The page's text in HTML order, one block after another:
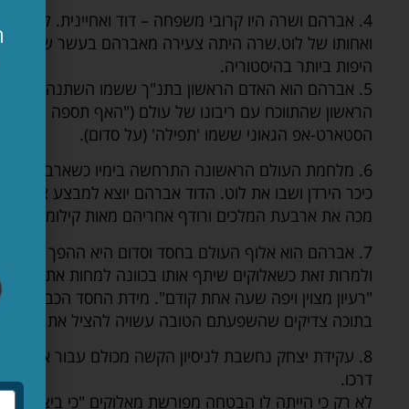
4. אברהם ושרה היו קרובי משפחה – דוד ואחיינית. לפי
ואחותו של לוט.שרה היתה צעירה מאברהם בעשר שנים
היפות ביותר בהיסטוריה.
5. אברהם הוא האדם הראשון בתנ"ך ששמו השתנה
הראשון שהתווכח עם ריבונו של עולם ("האף תספה צדיק
הסטארט-אפ הגאוני ששמו 'תפילה' (על סדום).
6. מלחמת העולם הראשונה התרחשה בימיו כשארבעת
כיכר הירדן ושבו את לוט. הדוד אברהם יוצא למבצע
מכה את ארבעת המלכים ורודף אחריהם מאות קילומטרים
7. אברהם הוא אלוף העולם בחסד וסדום היא ההפך הגמור ממנו, אנטי-תזה לכל מה שהוא מייצג.
ולמרות זאת כשאלוקים שיתף אותו בכוונה למחות את
"רעיון מצוין ויפה שעה אחת קודם". מידת החסד הכבירה
בתוכה צדיקים שהשפעתם הטובה עשויה להציל את המקום.
8. עקידת יצחק נחשבת לניסיון הקשה מכולם עבור
דרכו.
לא רק כי הייתה לו הבטחה מפורשת מאלוקים "כי ביצחק